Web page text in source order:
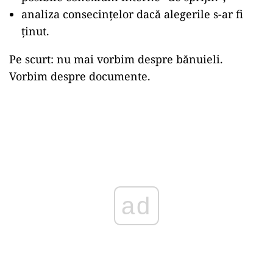
analiza consecințelor dacă alegerile s-ar fi
ținut.
Pe scurt: nu mai vorbim despre bănuieli.
Vorbim despre documente.
ad